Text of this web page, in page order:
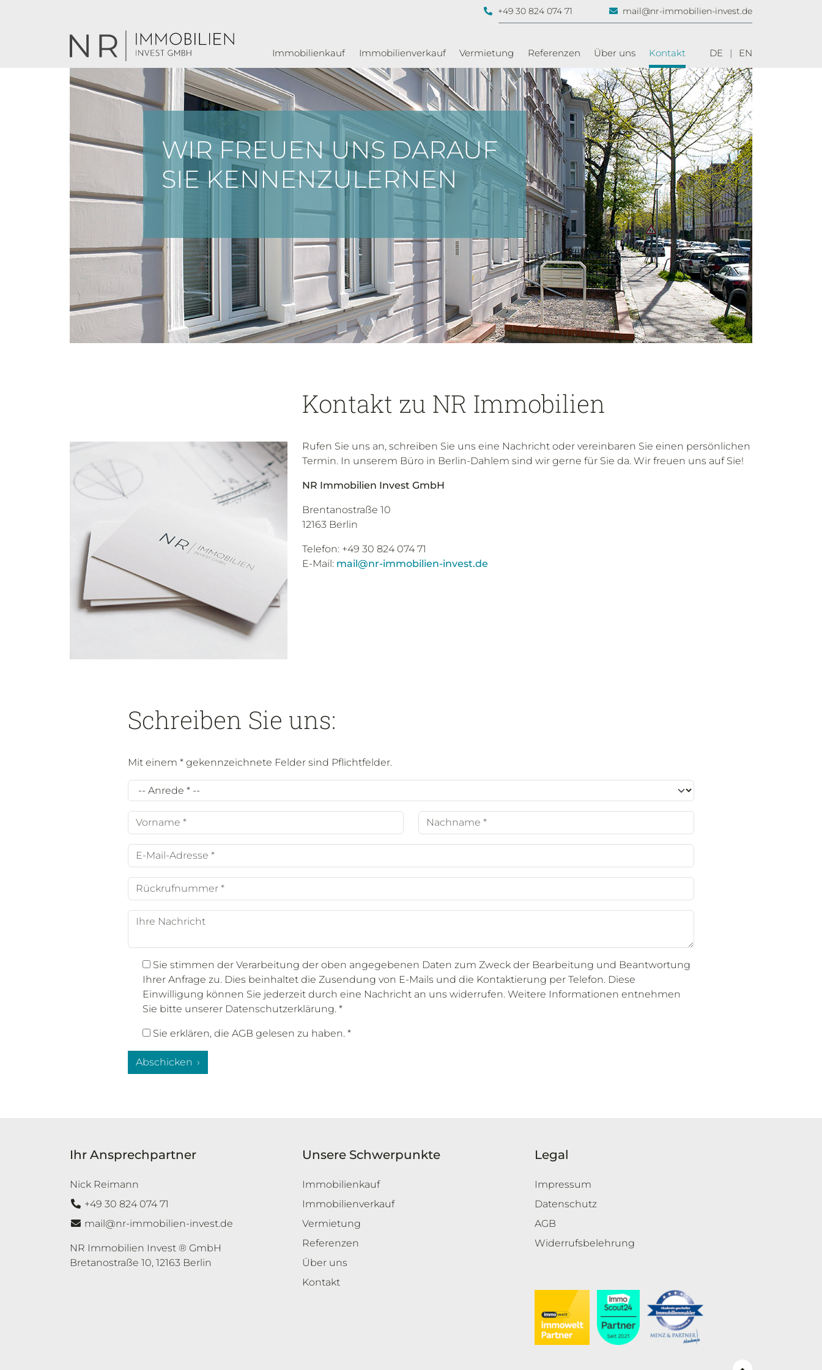
+49 30 824 074 71 mail@nr-immobilien-invest.de
Immobilienkauf Immobilienverkauf Vermietung Referenzen Über uns Kontakt DE | EN
WIR FREUEN UNS DARAUF
SIE KENNENZULERNEN
Kontakt zu NR Immobilien
Rufen Sie uns an, schreiben Sie uns eine Nachricht oder vereinbaren Sie einen persönlichen
Termin. In unserem Büro in Berlin-Dahlem sind wir gerne für Sie da. Wir freuen uns auf Sie!
NR Immobilien Invest GmbH
Brentanostraße 10
12163 Berlin
Telefon: +49 30 824 074 71
E-Mail: mail@nr-immobilien-invest.de
Schreiben Sie uns:
Mit einem * gekennzeichnete Felder sind Pflichtfelder.
Anrede
*
Vorname
*
Nachname
*
E-
Mail-
Adresse
Rückrufnummer
*
Ihre
Sie stimmen der Verarbeitung der oben angegebenen Daten zum Zweck der Bearbeitung und Beantwortung
Ihrer Anfrage zu. Dies beinhaltet die Zusendung von E-Mails und die Kontaktierung per Telefon. Diese
Einwilligung können Sie jederzeit durch eine Nachricht an uns widerrufen. Weitere Informationen entnehmen
Sie bitte unserer Datenschutzerklärung. *
Sie erklären, die AGB gelesen zu haben. *
Abschicken
Ihr Ansprechpartner
Nick Reimann
+49 30 824 074 71
mail@nr-immobilien-invest.de
NR Immobilien Invest ® GmbH
Bretanostraße 10, 12163 Berlin
Unsere Schwerpunkte
Immobilienkauf
Immobilienverkauf
Vermietung
Referenzen
Über uns
Kontakt
Legal
Impressum
Datenschutz
AGB
Widerrufsbelehrung